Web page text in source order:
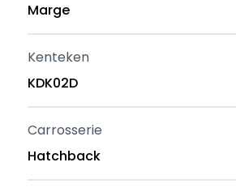
Marge
Kenteken
KDK02D
Carrosserie
Hatchback